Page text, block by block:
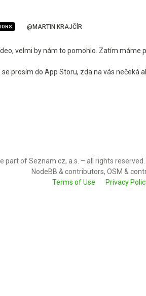
@MARTIN KRAJČÍR
velmi by nám to pomohlo. Zatím
prosím do App Storu, zda na vás
part of Seznam.cz, a.s. – all rights
NodeBB & contributors, OSM &
Terms of Use
Privacy